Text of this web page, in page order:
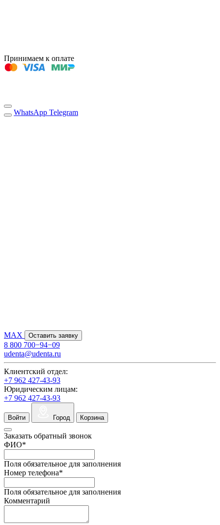
Принимаем к оплате
WhatsApp Telegram
MAX Оставить заявку
8 800 700−94−09
udenta@udenta.ru
Клиентский отдел:
+7 962 427-43-93
Юридическим лицам:
+7 962 427-43-93
Войти Город Корзина
Заказать обратный звонок
ФИО*
Поля обязательное для заполнения
Номер телефона*
Поля обязательное для заполнения
Комментарий